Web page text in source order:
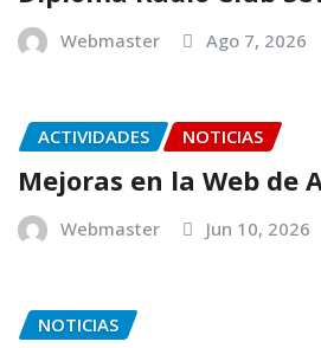
Webmaster Ago 7, 2026
ACTIVIDADES NOTICIAS
Mejoras en la Web de
Webmaster Jun 10, 2026
NOTICIAS